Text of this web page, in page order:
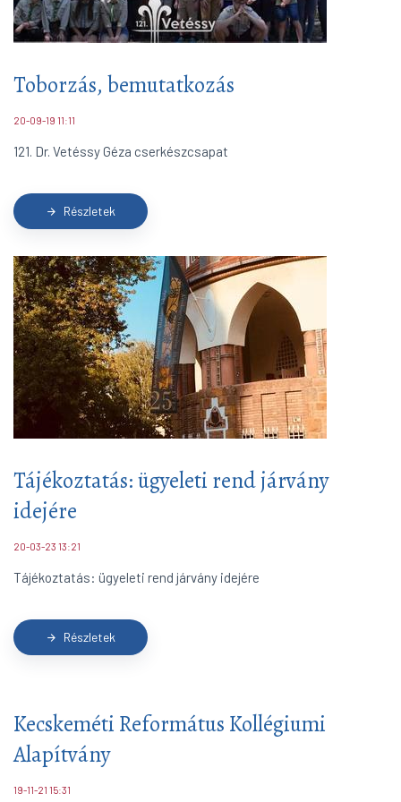
Toborzás, bemutatkozás
20-09-19 11:11
121. Dr. Vetéssy Géza cserkészcsapat
arrow_forward Részletek
Tájékoztatás: ügyeleti rend járvány
idejére
20-03-23 13:21
Tájékoztatás: ügyeleti rend járvány idejére
arrow_forward Részletek
Kecskeméti Református Kollégiumi
Alapítvány
19-11-21 15:31